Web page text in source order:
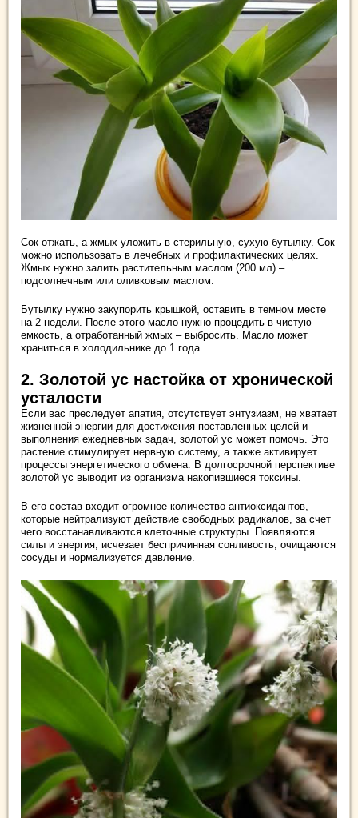
Сок отжать, а жмых уложить в стерильную, сухую бутылку. Сок
можно использовать в лечебных и профилактических целях.
Жмых нужно залить растительным маслом (200 мл) –
подсолнечным или оливковым маслом.
Бутылку нужно закупорить крышкой, оставить в темном месте
на 2 недели. После этого масло нужно процедить в чистую
емкость, а отработанный жмых – выбросить. Масло может
храниться в холодильнике до 1 года.
2. Золотой ус настойка от хронической
усталости
Если вас преследует апатия, отсутствует энтузиазм, не хватает
жизненной энергии для достижения поставленных целей и
выполнения ежедневных задач, золотой ус может помочь. Это
растение стимулирует нервную систему, а также активирует
процессы энергетического обмена. В долгосрочной перспективе
золотой ус выводит из организма накопившиеся токсины.
В его состав входит огромное количество антиоксидантов,
которые нейтрализуют действие свободных радикалов, за счет
чего восстанавливаются клеточные структуры. Появляются
силы и энергия, исчезает беспричинная сонливость, очищаются
сосуды и нормализуется давление.